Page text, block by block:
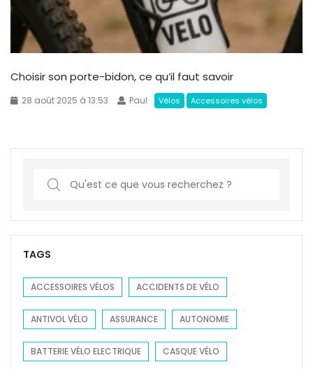
Choisir son porte-bidon, ce qu’il faut savoir
28 août 2025 à 13:53 Paul Vélos Accessoires vélos
r
c
f
r
:
TAGS
ACCESSOIRES VÉLOS ACCIDENTS DE VÉLO
ANTIVOL VÉLO ASSURANCE AUTONOMIE
BATTERIE VÉLO ELECTRIQUE CASQUE VÉLO